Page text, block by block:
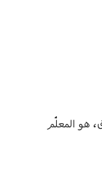
هو المعلّم